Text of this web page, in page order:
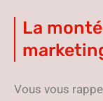
La
Vous vous